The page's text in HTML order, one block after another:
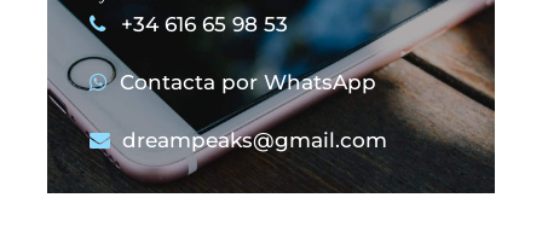
+34 616 65 98 53
Contacta por WhatsApp
dreampeaks@gmail.com
con la mental en un entorno natural.
Aprende a orientarte con mapa y brújula con
Dreampeaks.
La seguridad rigurosa, el aprendizaje de
forma entretenida y progresiva, la superación